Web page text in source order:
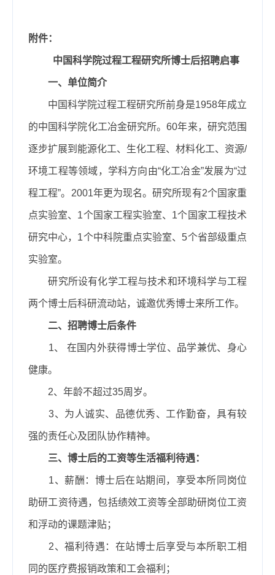
附件：
中国科学院过程工程研究所博士后招聘启事
一、单位简介
中国科学院过程工程研究所前身是1958年成立
的中国科学院化工冶金研究所。60年来，研究范围
逐步扩展到能源化工、生化工程、材料化工、资源/
环境工程等领域，学科方向由“化工冶金”发展为“过
程工程”。 2001年更为现名。研究所现有2个国家重
点实验室、 1个国家工程实验室、 1个国家工程技术
研究中心， 1个中科院重点实验室、 5个省部级重点
实验室。
研究所设有化学工程与技术和环境科学与工程
两个博士后科研流动站，诚邀优秀博士来所工作。
二、 招聘博士后条件
1、 在国内外获得博士学位、品学兼优、身心
健康。
2、 年龄不超过35周岁。
3、 为人诚实、品德优秀、工作勤奋，具有较
强的责任心及团队协作精神。
三、博士后的工资等生活福利待遇：
1、薪酬：博士后在站期间，享受本所同岗位
助研工资待遇，包括绩效工资等全部助研岗位工资
和浮动的课题津贴；
2、福利待遇：在站博士后享受与本所职工相
同的医疗费报销政策和工会福利；